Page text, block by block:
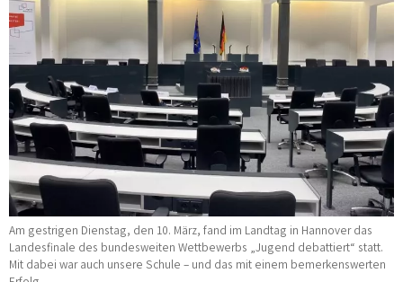
Am gestrigen Dienstag, den 10. März, fand im Landtag in Hannover das
Landesfinale des bundesweiten Wettbewerbs „Jugend debattiert“ statt.
Mit dabei war auch unsere Schule – und das mit einem bemerkenswerten